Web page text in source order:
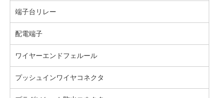
端子台リレー
配電端子
ワイヤーエンドフェルール
プッシュインワイヤコネクタ